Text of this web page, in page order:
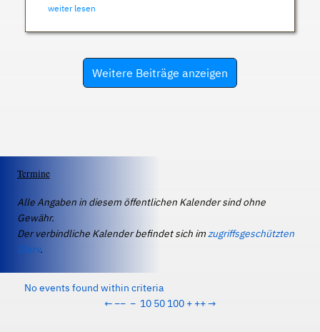
weiter lesen
Weitere Beiträge anzeigen
Termine
Alle Angaben in diesem öffentlichen Kalender sind ohne
Gewähr.
Der verbindliche Kalender befindet sich imzugriffsgeschützten
IServ.
No events found within criteria
← −− − 10 50 100 + ++→